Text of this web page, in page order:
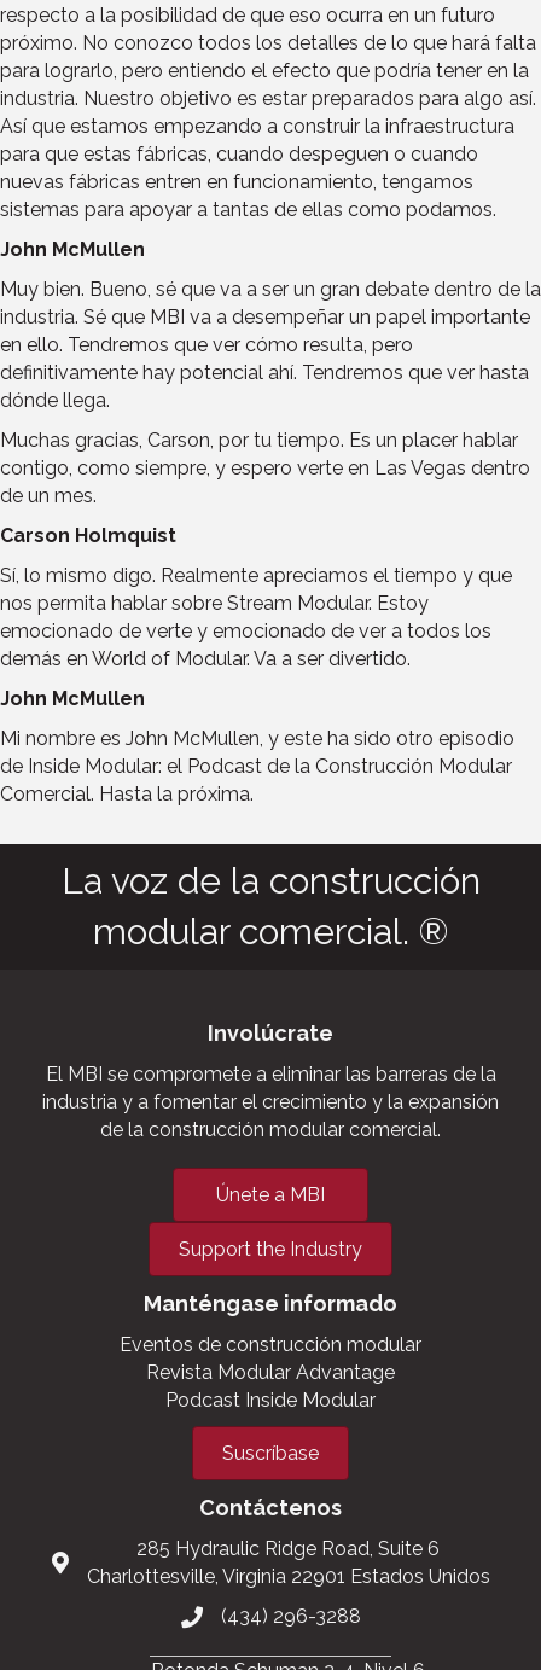
respecto a la posibilidad de que eso ocurra en un futuro
próximo. No conozco todos los detalles de lo que hará falta
para lograrlo, pero entiendo el efecto que podría tener en la
industria. Nuestro objetivo es estar preparados para algo así.
Así que estamos empezando a construir la infraestructura
para que estas fábricas, cuando despeguen o cuando
nuevas fábricas entren en funcionamiento, tengamos
sistemas para apoyar a tantas de ellas como podamos.
John McMullen
Muy bien. Bueno, sé que va a ser un gran debate dentro de la
industria. Sé que MBI va a desempeñar un papel importante
en ello. Tendremos que ver cómo resulta, pero
definitivamente hay potencial ahí. Tendremos que ver hasta
dónde llega.
Muchas gracias, Carson, por tu tiempo. Es un placer hablar
contigo, como siempre, y espero verte en Las Vegas dentro
de un mes.
Carson Holmquist
Sí, lo mismo digo. Realmente apreciamos el tiempo y que
nos permita hablar sobre Stream Modular. Estoy
emocionado de verte y emocionado de ver a todos los
demás en World of Modular. Va a ser divertido.
John McMullen
Mi nombre es John McMullen, y este ha sido otro episodio
de Inside Modular: el Podcast de la Construcción Modular
Comercial. Hasta la próxima.
La voz de la construcción
modular comercial. ®
Involúcrate
El MBI se compromete a eliminar las barreras de la
industria y a fomentar el crecimiento y la expansión
de la construcción modular comercial.
Únete a MBI
Support the Industry
Manténgase informado
Eventos de construcción modular
Revista Modular Advantage
Podcast Inside Modular
Suscríbase
Contáctenos
285 Hydraulic Ridge Road, Suite 6
Charlottesville, Virginia 22901 Estados Unidos
(434) 296-3288